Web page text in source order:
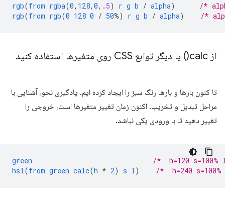
rgb(from rgba(0, 128, 0, . 5) r g b / alpha)
/*
rgb(from rgb(0 128 0 / 50%) r g b / alpha) /*
از calc( ) یا دیگر توابع CSS روی متغیرها استفاده کنید
تا کنون بارها و بارها رنگ سبز را ایجاد کرده ایم. یادگیری نحو، آشنایی با
مراحل تبدیل و تخریب. اکنون زمان تغییر متغیرها است، خروجی را
تغییر دهید تا با ورودی یکی نباشد.
green
/*  h=120
hsl (from green calc(h * 2) s l ) /*  h=240